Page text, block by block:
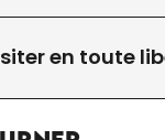
en toute